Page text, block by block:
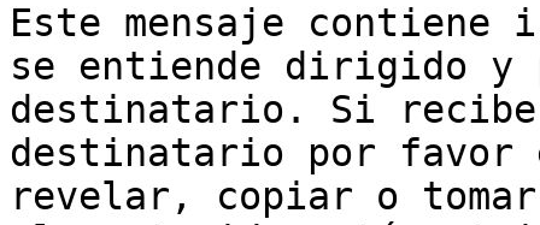
Este mensaje contiene
se entiende dirigido y
destinatario. Si
destinatario por
revelar, copiar o